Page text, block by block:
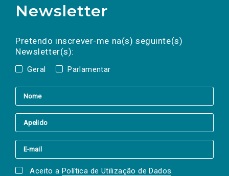
Newsletter
Pretendo inscrever-me na(s) seguinte(s)
Newsletter(s):
Geral Parlamentar
a(s) newsletter(s).
mail
Aceito a Política de Utilização de Dados.